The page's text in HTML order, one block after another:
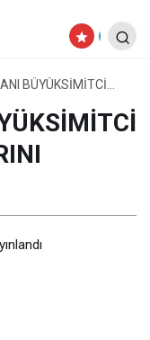
BÜYÜKSİMİTCİ
ve
de